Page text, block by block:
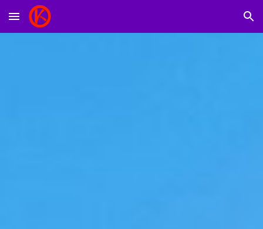
Skip to main content Skip to navigation